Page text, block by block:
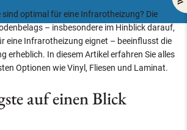
sind optimal für eine Infrarotheizung? Die
– insbesondere im Hinblick darauf,
eine Infrarotheizung eignet – beeinflusst die
erheblich. In diesem Artikel erfahren Sie alles
Optionen wie Vinyl, Fliesen und Laminat.
auf einen Blick